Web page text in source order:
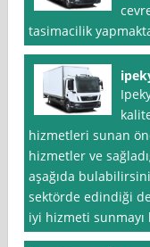
tasimacilik
hizmetleri sunan
hizmetler ve
aşağıda
sektörde edindiği
iyi hizmeti